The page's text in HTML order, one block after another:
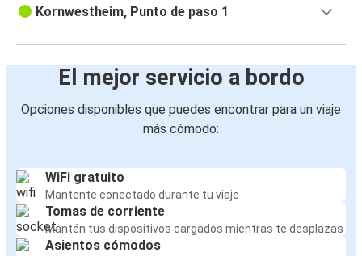
Kornwestheim, Punto de paso 1
El mejor servicio a bordo
Opciones disponibles que puedes encontrar para un viaje
más cómodo:
WiFi gratuito
Mantente conectado durante tu viaje
Tomas de corriente
Mantén tus dispositivos cargados mientras te desplazas
Asientos cómodos